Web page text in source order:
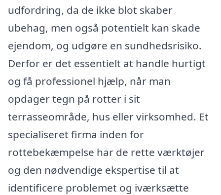
udfordring, da de ikke blot skaber
ubehag, men også potentielt kan skade
ejendom, og udgøre en sundhedsrisiko.
Derfor er det essentielt at handle hurtigt
og få professionel hjælp, når man
opdager tegn på rotter i sit
terrasseområde, hus eller virksomhed. Et
specialiseret firma inden for
rottebekæmpelse har de rette værktøjer
og den nødvendige ekspertise til at
identificere problemet og iværksætte